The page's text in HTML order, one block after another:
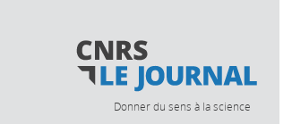
Donner du sens à la science